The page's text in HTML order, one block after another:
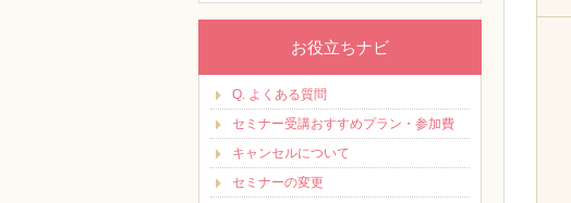
お役立ちナビ
Q. よくある質問
セミナー受講おすすめプラン・参加費
キャンセルについて
セミナーの変更